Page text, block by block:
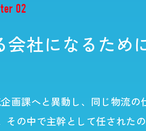
02
会社になるため
画課へと異動し、同じ物流
その中で主幹として任された